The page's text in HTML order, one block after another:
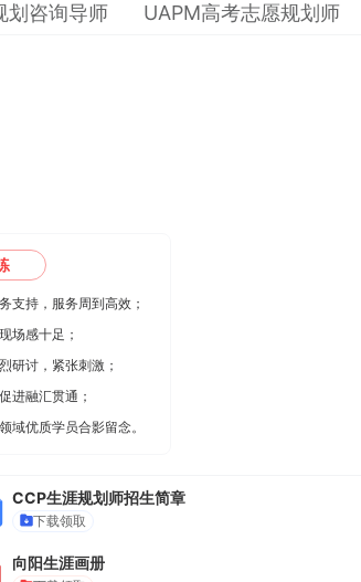
划咨询导师 UAPM高考志愿规划师
支持，服务周到高效；
场感十足；
研讨，紧张刺激；
进融汇贯通；
域优质学员合影留念。
CCP生涯规划师招生简章
下载领取
向阳生涯画册